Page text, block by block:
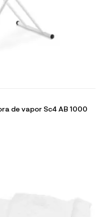
de vapor Sc4 AB 1000